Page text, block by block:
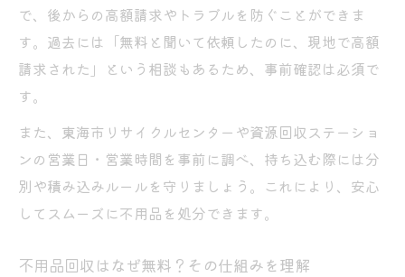
で、後からの高額請求やトラブルを防ぐことができま
す。過去には「無料と聞いて依頼したのに、現地で高額
請求された」という相談もあるため、事前確認は必須で
す。
また、東海市リサイクルセンターや資源回収ステーショ
ンの営業日・営業時間を事前に調べ、持ち込む際には分
別や積み込みルールを守りましょう。これにより、安心
してスムーズに不用品を処分できます。
不用品回収はなぜ無料？その仕組みを理解